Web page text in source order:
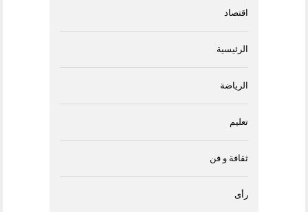
اقتصاد
الرئيسية
الرياضة
تعليم
ثقافة و فن
رأى